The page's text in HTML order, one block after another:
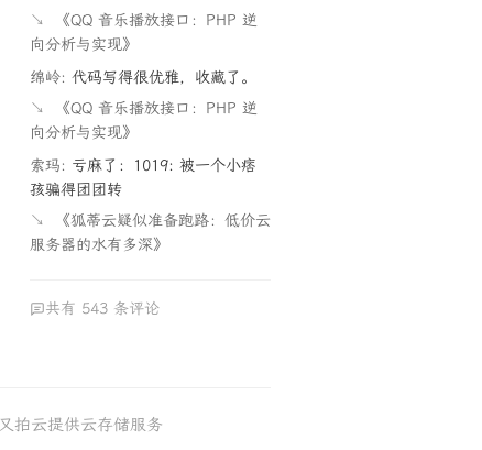
↘
《QQ 音乐播放接口：PHP 逆
向分析与实现》
绵岭: 代码写得很优雅，收藏了。
↘
《QQ 音乐播放接口：PHP 逆
向分析与实现》
索玛: 亏麻了：1019: 被一个小痞
孩骗得团团转
↘
《狐蒂云疑似准备跑路：低价云
服务器的水有多深》
共有 543 条评论
又拍云提供云存储服务